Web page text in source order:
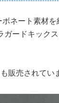
ボネート素材
ガードキック
販売されてい